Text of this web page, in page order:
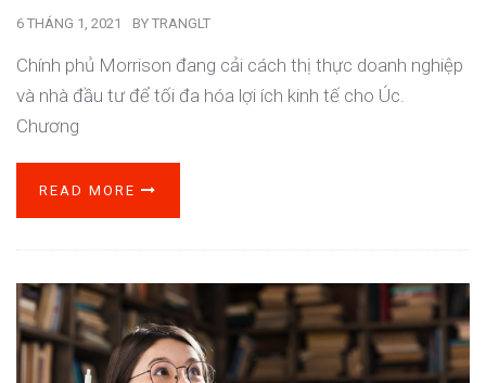
6 THÁNG 1, 2021 BY TRANGLT
Chính phủ Morrison đang cải cách thị thực doanh nghiệp
và nhà đầu tư để tối đa hóa lợi ích kinh tế cho Úc.
Chương
READ MORE